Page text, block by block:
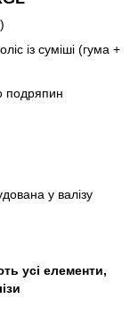
із суміші (гума +
подряпин
у валізу
усі елементи,